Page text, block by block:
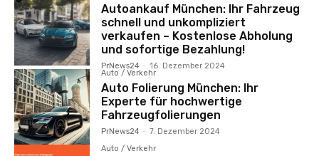
Autoankauf München: Ihr Fahrzeug
schnell und unkompliziert
verkaufen – Kostenlose Abholung
und sofortige Bezahlung!
PrNews24 - 16. Dezember 2024
Auto / Verkehr
Auto Folierung München: Ihr
Experte für hochwertige
Fahrzeugfolierungen
PrNews24 - 7. Dezember 2024
Auto / Verkehr